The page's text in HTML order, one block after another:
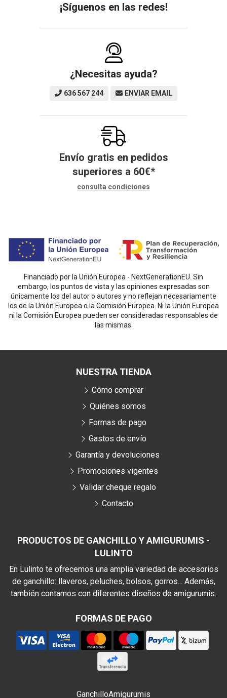
¡Síguenos en las redes!
¿Necesitas ayuda?
636 567 244 ENVIAR EMAIL
Envío gratis en pedidos
superiores a 60€*
consulta condiciones
Financiado por la Unión Europea - NextGenerationEU. Sin
embargo, los puntos de vista y las opiniones expresadas son
únicamente los del autor o autores y no reflejan necesariamente
los de la Unión Europea o la Comisión Europea. Ni la Unión Europea
ni la Comisión Europea pueden ser consideradas responsables de
las mismas.
PRODUCTOS DE GANCHILLO Y AMIGURUMIS -
LULINTO
En Lulinto te ofrecemos una amplia variedad de accesorios
de ganchillo: llaveros, peluches, bolsos, gorros... Además,
también contamos con diferentes diseños de amigurumis.
FORMAS DE PAGO
NUESTRA TIENDA
Cómo comprar
Quiénes somos
Formas de pago
Gastos de envío
Garantía y devoluciones
Promociones vigentes
Validar cheque regalo
Contacto
GanchilloAmigurumis